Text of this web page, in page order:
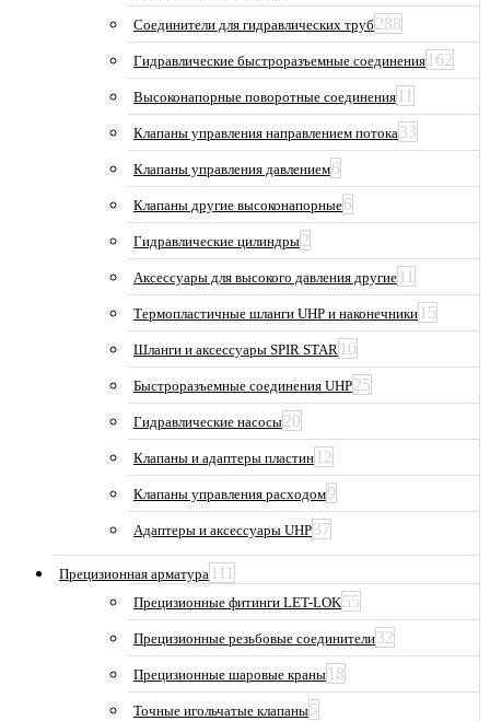
Соединители для гидравлических труб 288
Гидравлические быстроразъемные соединения 162
Высоконапорные поворотные соединения 11
Клапаны управления направлением потока33
Клапаны управления давлением6
Клапаны другие высоконапорные6
Гидравлические цилиндры2
Аксессуары для высокого давления другие 11
Термопластичные шланги UHP и наконечники 15
Шланги и аксессуары SPIR STAR 10
Быстроразъемные соединения UHP25
Гидравлические насосы20
Клапаны и адаптеры пластин 12
Клапаны управления расходом9
Адаптеры и аксессуары UHP37
Прецизионная арматура 111
Прецизионные фитинги LET-LOK55
Прецизионные резьбовые соединители32
Прецизионные шаровые краны 18
Точные игольчатые клапаны5